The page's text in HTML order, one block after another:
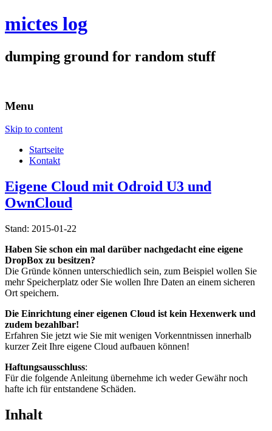
mictes log
dumping ground for random stuff
Menu
Skip to content
Startseite
Kontakt
Eigene Cloud mit Odroid U3 und
OwnCloud
Stand: 2015-01-22
Haben Sie schon ein mal darüber nachgedacht eine eigene
DropBox zu besitzen?
Die Gründe können unterschiedlich sein, zum Beispiel wollen Sie
mehr Speicherplatz oder Sie wollen Ihre Daten an einem sicheren
Ort speichern.
Die Einrichtung einer eigenen Cloud ist kein Hexenwerk und
zudem bezahlbar!
Erfahren Sie jetzt wie Sie mit wenigen Vorkenntnissen innerhalb
kurzer Zeit Ihre eigene Cloud aufbauen können!
Haftungsausschluss:
Für die folgende Anleitung übernehme ich weder Gewähr noch
hafte ich für entstandene Schäden.
Inhalt